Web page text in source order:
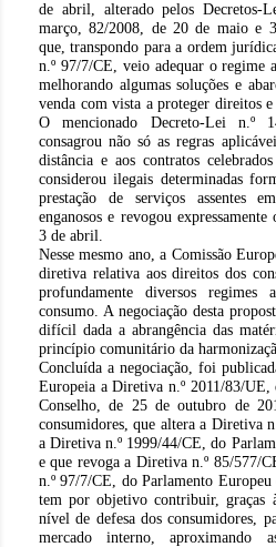
de abril, alterado pelos Decretos-
março, 82/2008, de 20 de maio e
que, transpondo para a ordem
n.º 97/7/CE, veio adequar o regime
melhorando algumas soluções e
venda com vista a proteger direitos e
O mencionado Decreto-Lei n.º
consagrou não só as regras
distância e aos contratos
considerou ilegais determinadas
prestação de serviços assentes
enganosos e revogou
3 de abril.
Nesse mesmo ano, a Comissão
diretiva relativa aos direitos dos
profundamente diversos regimes
consumo. A negociação desta
difícil dada a abrangência das
princípio comunitário da
Concluída a negociação, foi
Europeia a Diretiva n.º 2011/83/
Conselho, de 25 de outubro de
consumidores, que altera a Diretiva
a Diretiva n.º 1999/44/CE, do
e que revoga a Diretiva n.º 85/577/
n.º 97/7/CE, do Parlamento
tem por objetivo contribuir, graças
nível de defesa dos consumidores,
mercado interno, aproximando